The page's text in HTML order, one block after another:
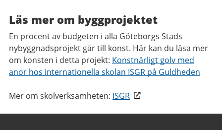
Läs mer om byggprojektet
En procent av budgeten i alla Göteborgs Stads
nybyggnadsprojekt går till konst. Här kan du läsa mer
om konsten i detta projekt: Konstnärligt golv med
anor hos internationella skolan ISGR på Guldheden
Mer om skolverksamheten: ISGR